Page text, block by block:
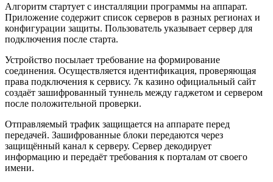
Алгоритм стартует с инсталляции программы на аппарат.
Приложение содержит список серверов в разных регионах и
конфигурации защиты. Пользователь указывает сервер для
подключения после старта.
Устройство посылает требование на формирование
соединения. Осуществляется идентификация, проверяющая
права подключения к сервису. 7к казино официальный сайт
создаёт зашифрованный туннель между гаджетом и сервером
после положительной проверки.
Отправляемый трафик защищается на аппарате перед
передачей. Зашифрованные блоки передаются через
защищённый канал к серверу. Сервер декодирует
информацию и передаёт требования к порталам от своего
имени.